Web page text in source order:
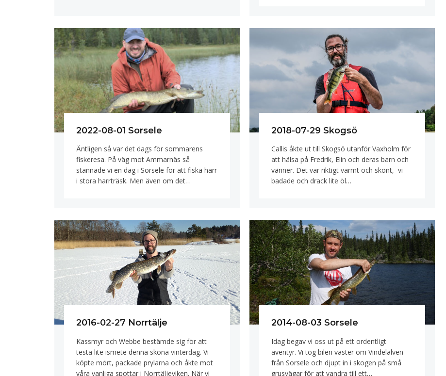
2022-08-01 Sorsele
Äntligen så var det dags för sommarens
fiskeresa. På väg mot Ammarnäs så
stannade vi en dag i Sorsele för att fiska harr
i stora harrträsk. Men även om det…
2018-07-29 Skogsö
Callis åkte ut till Skogsö utanför Vaxholm för
att hälsa på Fredrik, Elin och deras barn och
vänner. Det var riktigt varmt och skönt, vi
badade och drack lite öl…
2016-02-27 Norrtälje
Kassmyr och Webbe bestämde sig för att
testa lite ismete denna sköna vinterdag. Vi
köpte mört, packade prylarna och åkte mot
våra vanliga spottar i Norrtäljeviken. När vi
2014-08-03 Sorsele
Idag begav vi oss ut på ett ordentligt
äventyr. Vi tog bilen väster om Vindelälven
från Sorsele och djupt in i skogen på små
grusvägar för att vandra till ett…